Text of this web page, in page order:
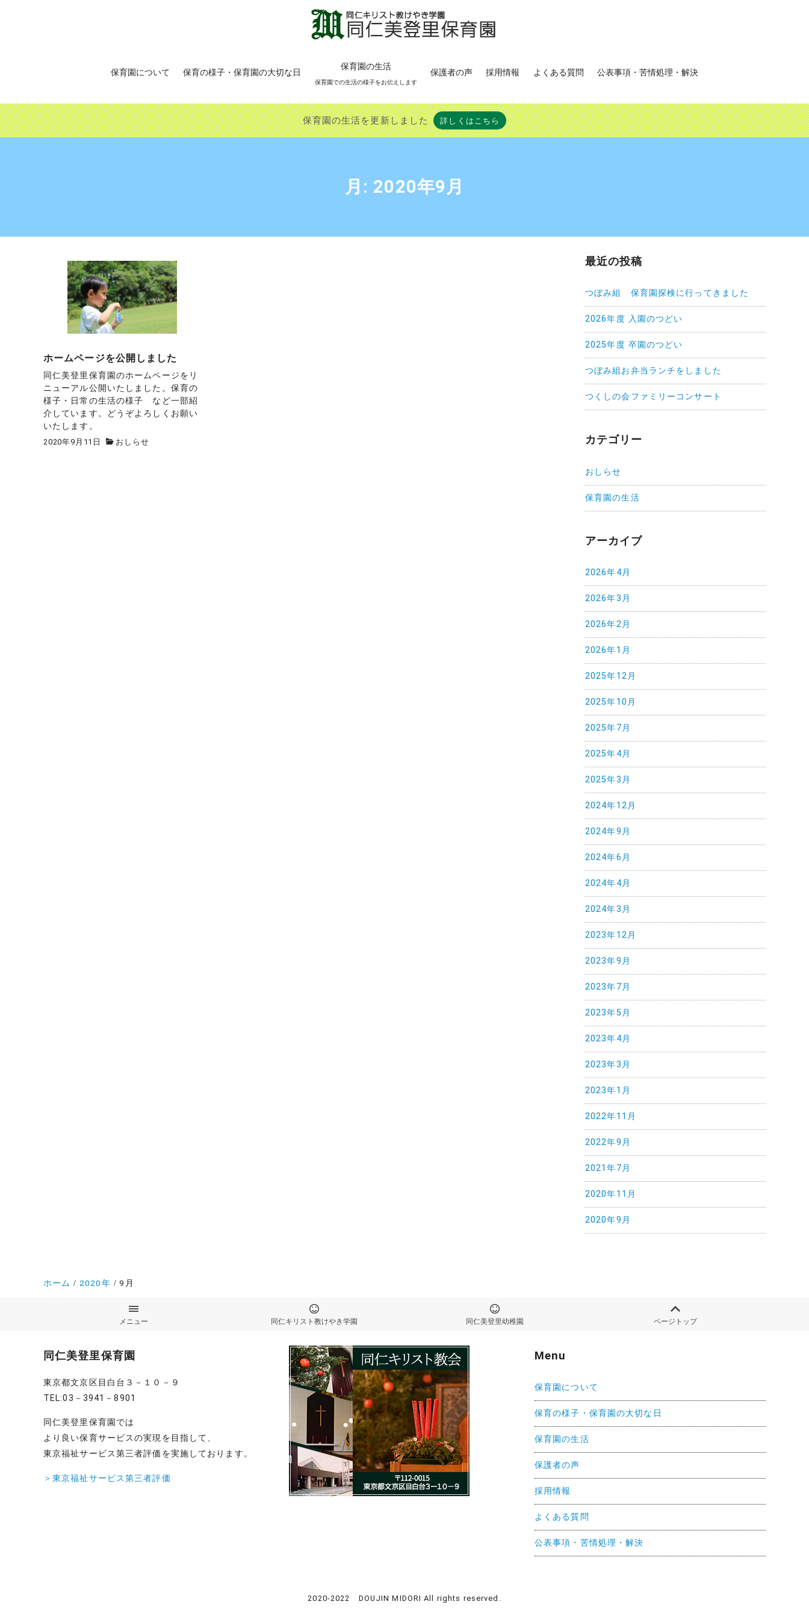
保育園について 保育の様子・保育園の大切な日
保育園の生活
保育園での生活の様子をお伝えします
保護者の声 採用情報 よくある質問 公表事項・苦情処理・解決
保育園の生活を更新しました 詳しくはこちら
月: 2020年9月
ホームページを公開しました
同仁美登里保育園のホームページをリ
ニューアル公開いたしました。保育の
様子・日常の生活の様子 など一部紹
介しています。どうぞよろしくお願い
いたします。
2020年9月11日 おしらせ
最近の投稿
つぼみ組 保育園探検に行ってきました
2026年度 入園のつどい
2025年度 卒園のつどい
つぼみ組お弁当ランチをしました
つくしの会ファミリーコンサート
カテゴリー
おしらせ
保育園の生活
アーカイブ
2026年4月
2026年3月
2026年2月
2026年1月
2025年12月
2025年10月
2025年7月
2025年4月
2025年3月
2024年12月
2024年9月
2024年6月
2024年4月
2024年3月
2023年12月
2023年9月
2023年7月
2023年5月
2023年4月
2023年3月
2023年1月
2022年11月
2022年9月
2021年7月
2020年11月
2020年9月
ホーム 2020年 9月
メニュー 同仁キリスト教けやき学園 同仁美登里幼稚園 ページトップ
同仁美登里保育園
東京都文京区目白台３－１０－９
TEL:03－3941－8901
同仁美登里保育園では
より良い保育サービスの実現を目指して、
東京福祉サービス第三者評価を実施しております。
＞東京福祉サービス第三者評価
Menu
保育園について
保育の様子・保育園の大切な日
保育園の生活
保護者の声
採用情報
よくある質問
公表事項・苦情処理・解決
2020-2022 DOUJIN MIDORI All rights reserved.